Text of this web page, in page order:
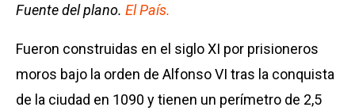
Fuente del plano. El País.
Fueron construidas en el siglo XI por prisioneros
moros bajo la orden de Alfonso VI tras la conquista
de la ciudad en 1090 y tienen un perímetro de 2,5